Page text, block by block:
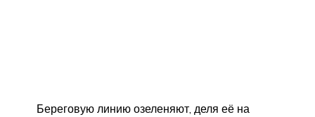
Береговую линию озеленяют, деля её на